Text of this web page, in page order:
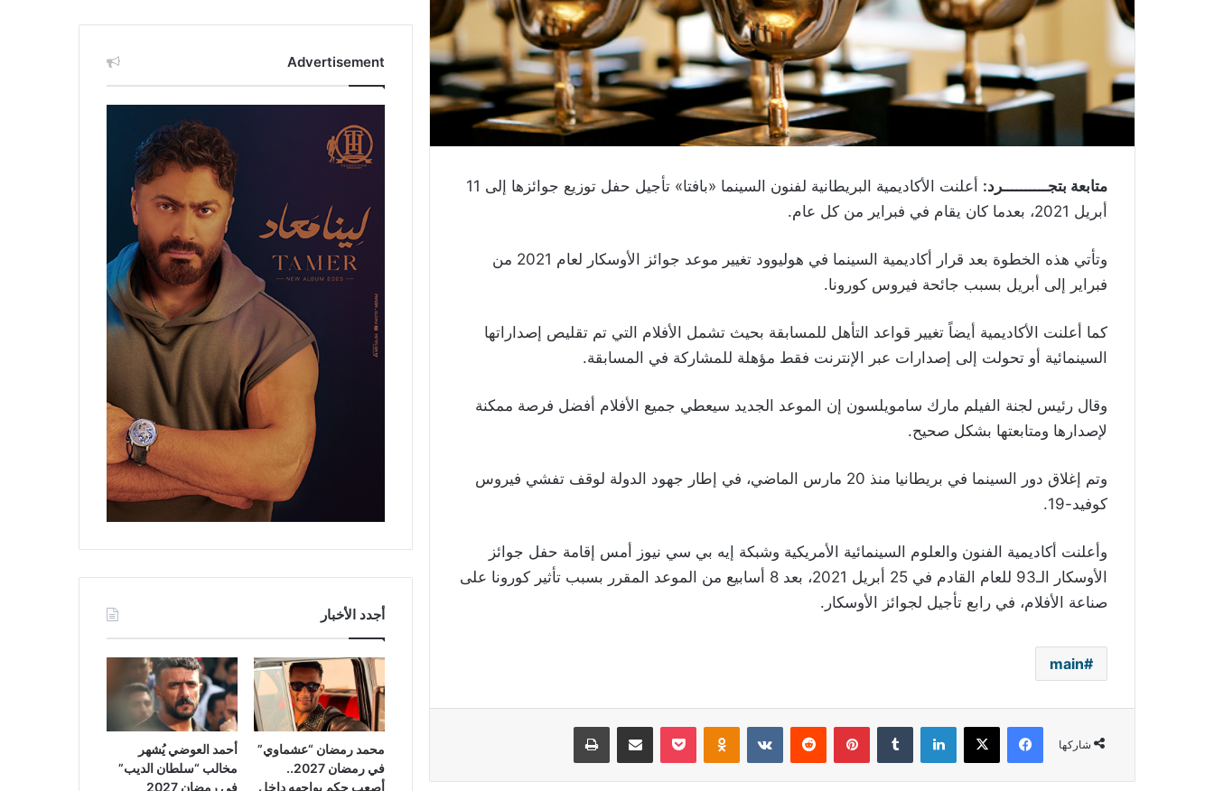
متابعة بتجــــــــــرد:
أعلنت الأكاديمية البريطانية لفنون السينما «بافتا» تأجيل حفل توزيع جوائزها إلى 11
أبريل 2021، بعدما كان يقام في فبراير من كل عام.
وتأتي هذه الخطوة بعد قرار أكاديمية السينما في هوليوود تغيير موعد جوائز الأوسكار لعام 2021 من
فبراير إلى أبريل بسبب جائحة فيروس كورونا.
كما أعلنت الأكاديمية أيضاً تغيير قواعد التأهل للمسابقة بحيث تشمل الأفلام التي تم تقليص إصداراتها
السينمائية أو تحولت إلى إصدارات عبر الإنترنت فقط مؤهلة للمشاركة في المسابقة.
وقال رئيس لجنة الفيلم مارك سامويلسون إن الموعد الجديد سيعطي جميع الأفلام أفضل فرصة ممكنة
لإصدارها ومتابعتها بشكل صحيح.
وتم إغلاق دور السينما في بريطانيا منذ 20 مارس الماضي، في إطار جهود الدولة لوقف تفشي فيروس
كوفيد-19.
وأعلنت أكاديمية الفنون والعلوم السينمائية الأمريكية وشبكة إيه بي سي نيوز أمس إقامة حفل جوائز
الأوسكار الـ93 للعام القادم في 25 أبريل 2021، بعد 8 أسابيع من الموعد المقرر بسبب تأثير كورونا على
صناعة الأفلام، في رابع تأجيل لجوائز الأوسكار.
main
شاركها
فيسبوك ‫X لينكدإن بينتيريست Odnoklassniki
‫Pocket مشاركة عبر البريد طباعة
Advertisement
أجدد الأخبار
محمد رمضان “عشماوي”
في رمضان 2027..
أصعب حكم يواجهه داخل
أحمد العوضي يُشهر
مخالب “سلطان الديب”
في رمضان 2027